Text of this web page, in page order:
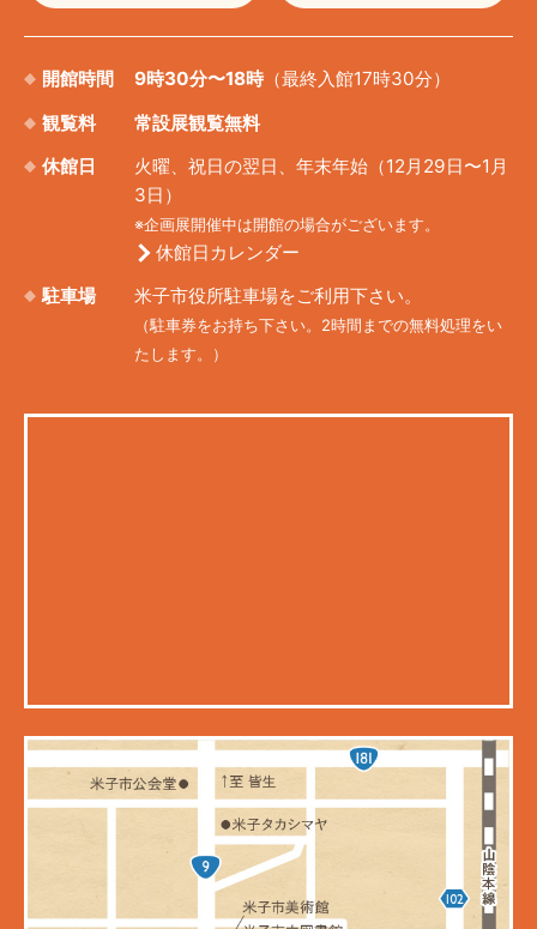
開館時間 9時30分〜18時（最終入館17時30分）
観覧料
常設展観覧無料
休館日
火曜、祝日の翌日、年末年始（12月29日〜1月
3日）
※企画展開催中は開館の場合がございます。
休館日カレンダー
駐車場
米子市役所駐車場をご利用下さい。
（駐車券をお持ち下さい。2時間までの無料処理をい
たします。）